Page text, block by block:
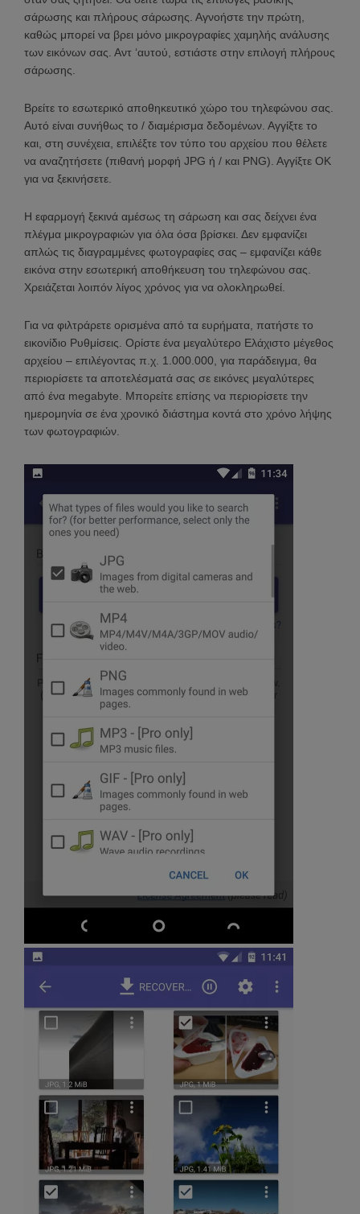
σάρωσης και πλήρους σάρωσης. Αγνοήστε την πρώτη,
καθώς μπορεί να βρει μόνο μικρογραφίες χαμηλής ανάλυσης
των εικόνων σας. Αντ ‘αυτού, εστιάστε στην επιλογή πλήρους
σάρωσης.
Βρείτε το εσωτερικό αποθηκευτικό χώρο του τηλεφώνου σας.
Αυτό είναι συνήθως το / διαμέρισμα δεδομένων. Αγγίξτε το
και, στη συνέχεια, επιλέξτε τον τύπο του αρχείου που θέλετε
να αναζητήσετε (πιθανή μορφή JPG ή / και PNG). Αγγίξτε OK
για να ξεκινήσετε.
Η εφαρμογή ξεκινά αμέσως τη σάρωση και σας δείχνει ένα
πλέγμα μικρογραφιών για όλα όσα βρίσκει. Δεν εμφανίζει
απλώς τις διαγραμμένες φωτογραφίες σας – εμφανίζει κάθε
εικόνα στην εσωτερική αποθήκευση του τηλεφώνου σας.
Χρειάζεται λοιπόν λίγος χρόνος για να ολοκληρωθεί.
Για να φιλτράρετε ορισμένα από τα ευρήματα, πατήστε το
εικονίδιο Ρυθμίσεις. Ορίστε ένα μεγαλύτερο Ελάχιστο μέγεθος
αρχείου – επιλέγοντας π.χ. 1.000.000, για παράδειγμα, θα
περιορίσετε τα αποτελέσματά σας σε εικόνες μεγαλύτερες
από ένα megabyte. Μπορείτε επίσης να περιορίσετε την
ημερομηνία σε ένα χρονικό διάστημα κοντά στο χρόνο λήψης
των φωτογραφιών.